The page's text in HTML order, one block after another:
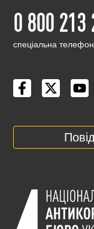
0 800 213
cпеціальна